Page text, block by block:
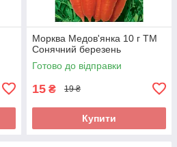
Морква Медов'янка 10 г ТМ
Сонячний березень
Готово до відправки
15 ₴ 19 ₴
Купити